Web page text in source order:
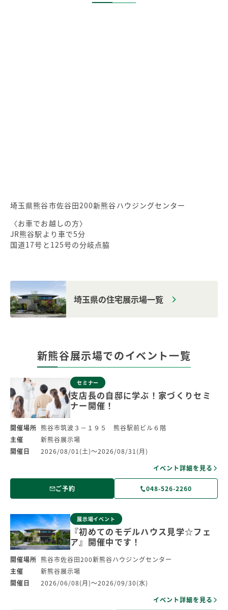
埼玉県熊谷市佐谷田200新熊谷ハウジングセンター
〈お車でお越しの方〉
JR熊谷駅より車で5分
国道17号と125号の分岐点脇
埼玉県の住宅展示場一覧
新熊谷展示場でのイベント一覧
セミナー
支店長の自邸に学ぶ！家づくりセミ
ナー開催！
開催場所 熊谷市筑波３－１９５ 熊谷駅前ビル６階
主催
新熊谷展示場
開催日
2026/08/01(土)～2026/08/31(月)
イベント詳細を見る
ご予約 048-526-2260
展示場イベント
『初めてのモデルハウス見学☆フェ
ア』開催中です！
開催場所 熊谷市佐谷田200新熊谷ハウジングセンター
主催
新熊谷展示場
開催日
2026/06/08(月)～2026/09/30(水)
イベント詳細を見る